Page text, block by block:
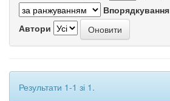
Впорядкування
Автори
Результати 1-1 зі 1.